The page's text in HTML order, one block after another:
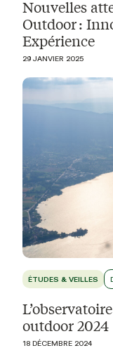
Nouvelles
Outdoor :
Expérience
29 JANVIER 2025
ÉTUDES & VEILLES
outdoor 2024
18 DÉCEMBRE 2024